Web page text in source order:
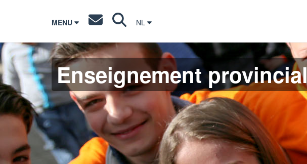
MENU NL
Enseignement provincial